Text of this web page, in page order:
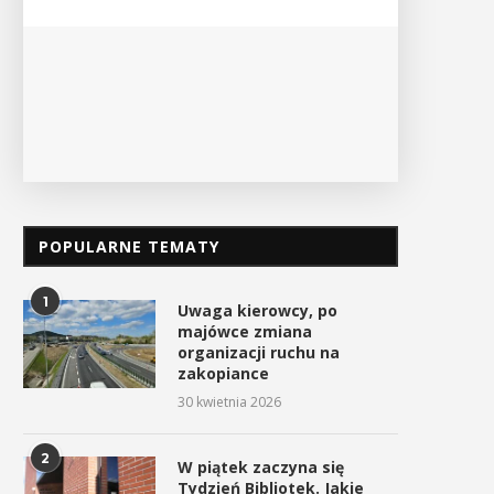
POPULARNE TEMATY
1
Uwaga kierowcy, po
majówce zmiana
organizacji ruchu na
zakopiance
30 kwietnia 2026
2
W piątek zaczyna się
Tydzień Bibliotek. Jakie